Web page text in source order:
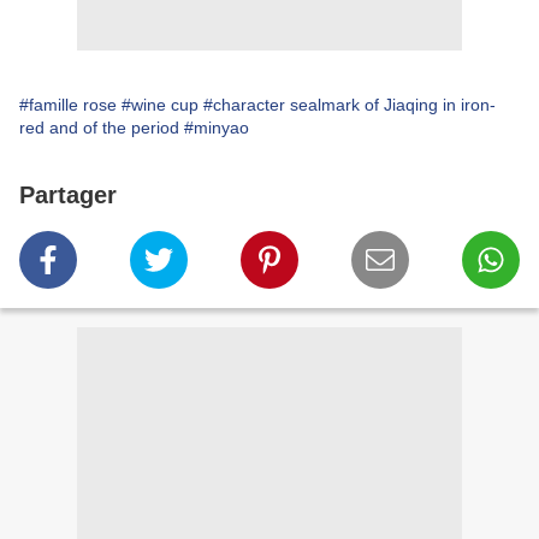
#famille rose #wine cup #character sealmark of Jiaqing in iron-
red and of the period #minyao
Partager